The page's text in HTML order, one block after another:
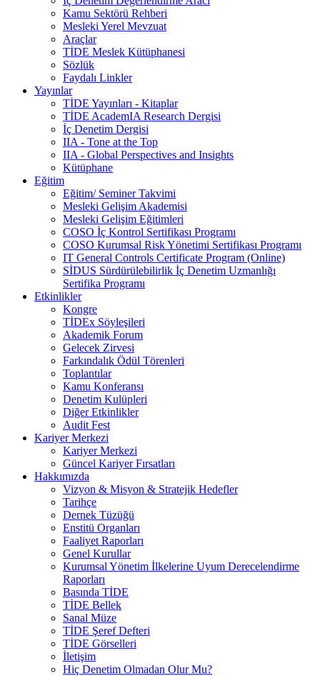
Kamu Sektörü Rehberi
Mesleki Yerel Mevzuat
Araçlar
TİDE Meslek Kütüphanesi
Sözlük
Faydalı Linkler
Yayınlar
TİDE Yayınları - Kitaplar
TİDE AcademIA Research Dergisi
İç Denetim Dergisi
IIA - Tone at the Top
IIA - Global Perspectives and Insights
Kütüphane
Eğitim
Eğitim/ Seminer Takvimi
Mesleki Gelişim Akademisi
Mesleki Gelişim Eğitimleri
COSO İç Kontrol Sertifikası Programı
COSO Kurumsal Risk Yönetimi Sertifikası Programı
IT General Controls Certificate Program (Online)
SİDUS Sürdürülebilirlik İç Denetim Uzmanlığı
Sertifika Programı
Etkinlikler
Kongre
TİDEx Söyleşileri
Akademik Forum
Gelecek Zirvesi
Farkındalık Ödül Törenleri
Toplantılar
Kamu Konferansı
Denetim Kulüpleri
Diğer Etkinlikler
Audit Fest
Kariyer Merkezi
Kariyer Merkezi
Güncel Kariyer Fırsatları
Hakkımızda
Vizyon & Misyon & Stratejik Hedefler
Tarihçe
Dernek Tüzüğü
Enstitü Organları
Faaliyet Raporları
Genel Kurullar
Kurumsal Yönetim İlkelerine Uyum Derecelendirme
Raporları
Basında TİDE
TİDE Bellek
Sanal Müze
TİDE Şeref Defteri
TİDE Görselleri
İletişim
Hiç Denetim Olmadan Olur Mu?